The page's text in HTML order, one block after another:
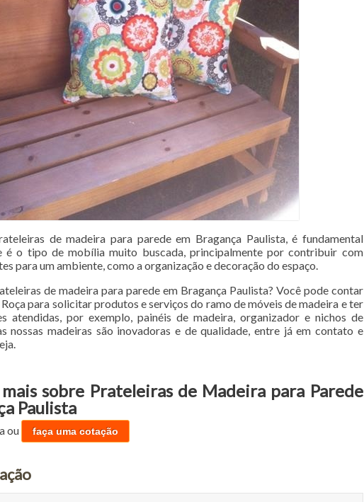
de madeira para parede em Bragança Paulista, é fundamental
é o tipo de mobília muito buscada, principalmente por contribuir com
para um ambiente, como a organização e decoração do espaço.
de madeira para parede em Bragança Paulista? Você pode contar
para solicitar produtos e serviços do ramo de móveis de madeira e ter
atendidas, por exemplo, painéis de madeira, organizador e nichos de
nossas madeiras são inovadoras e de qualidade, entre já em contato e
mais sobre Prateleiras de Madeira para Parede
Paulista
ou faça uma cotação